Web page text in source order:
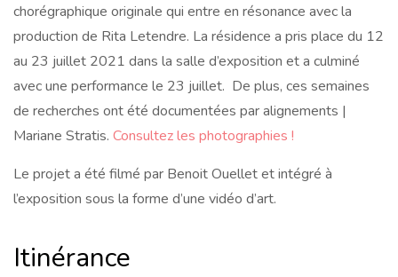
chorégraphique originale qui entre en résonance avec la
production de Rita Letendre. La résidence a pris place du 12
au 23 juillet 2021 dans la salle d’exposition et a culminé
avec une performance le 23 juillet. De plus, ces semaines
de recherches ont été documentées par alignements |
Mariane Stratis. Consultez les photographies !
Le projet a été filmé par Benoit Ouellet et intégré à
l’exposition sous la forme d’une vidéo d’art.
Itinérance